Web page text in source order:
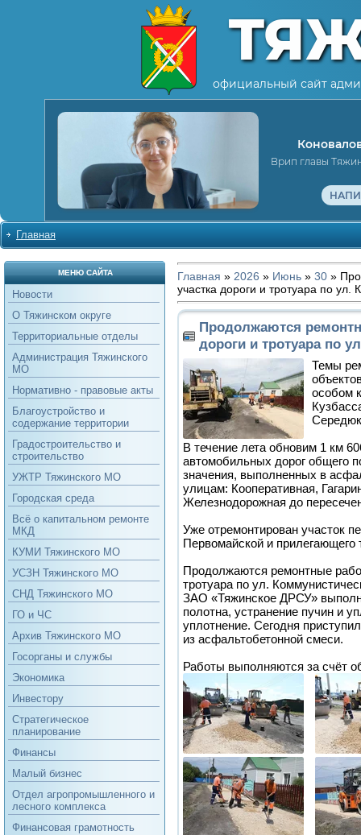
официальный сайт
Врип главы
Главная
МЕНЮ САЙТА
Новости
О Тяжинском округе
Территориальные отделы
Администрация Тяжинского
МО
Нормативно - правовые акты
Благоустройство и
содержание территории
Градостроительство и
строительство
УЖТР Тяжинского МО
Городская среда
Всё о капитальном ремонте
МКД
КУМИ Тяжинского МО
УСЗН Тяжинского МО
СНД Тяжинского МО
ГО и ЧС
Архив Тяжинского МО
Госорганы и службы
Экономика
Инвестору
Стратегическое
планирование
Финансы
Малый бизнес
Отдел агропромышленного и
лесного комплекса
Финансовая грамотность
Главная » 2026 » Июнь » 30 »
участка дороги и тротуара по ул.
Продолжаются
дороги и тротуара по
Темы
особом
В течение лета обновим 1 км
автомобильных дорог общего
значения, выполненных в
улицам: Кооперативная,
Железнодорожная до
Уже отремонтирован участок
Первомайской и прилегающего
Продолжаются ремонтные
тротуара по ул.
ЗАО «Тяжинское ДРСУ»
полотна, устранение пучин и
уплотнение. Сегодня
из асфальтобетонной смеси.
Работы выполняются за счёт